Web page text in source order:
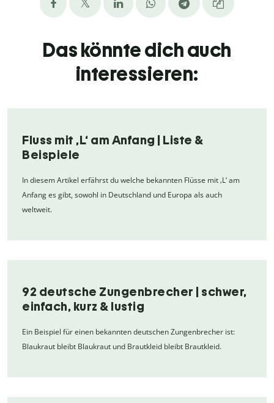
Das könnte dich auch
interessieren:
Fluss mit ‚L‘ am Anfang | Liste &
Beispiele
In diesem Artikel erfährst du welche bekannten Flüsse mit ‚L‘ am
Anfang es gibt, sowohl in Deutschland und Europa als auch
weltweit.
92 deutsche Zungenbrecher | schwer,
einfach, kurz & lustig
Ein Beispiel für einen bekannten deutschen Zungenbrecher ist:
Blaukraut bleibt Blaukraut und Brautkleid bleibt Brautkleid.